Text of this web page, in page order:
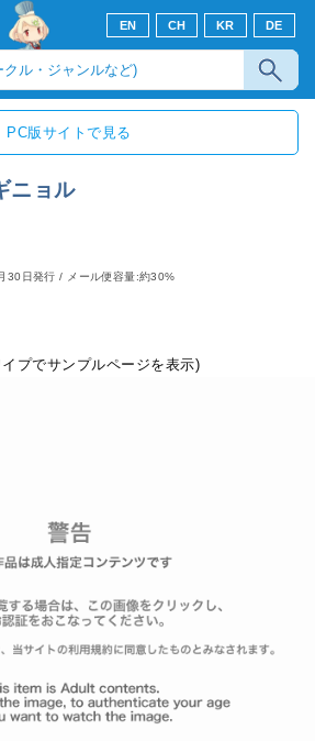
EN CH KR DE
PC版サイトで見る
ニョル
30日発行 / メール便容量:約30%
プでサンプルページを表示)